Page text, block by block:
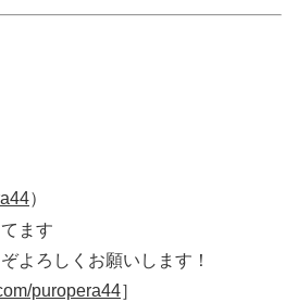
）
ます
よろしくお願いします！
puropera44］